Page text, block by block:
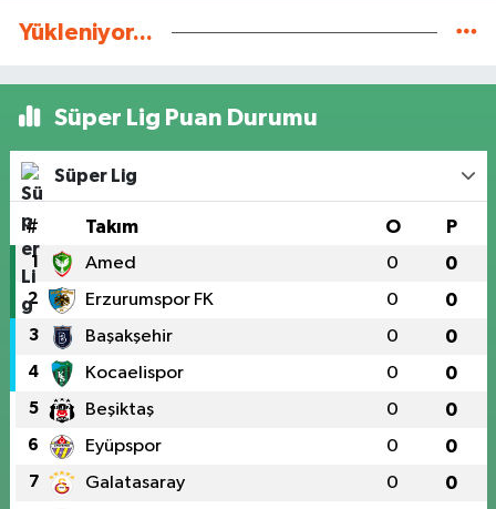
Yükleniyor...
Süper Lig Puan Durumu
Süper Lig
# Takım O P
1 Amed 0 0
2 Erzurumspor FK 0 0
3 Başakşehir 0 0
4 Kocaelispor 0 0
5 Beşiktaş 0 0
6 Eyüpspor 0 0
7 Galatasaray 0 0